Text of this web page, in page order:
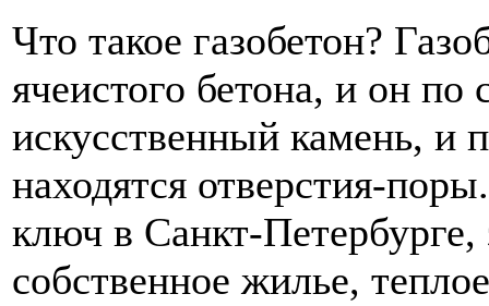
Что такое газобетон?
ячеистого бетона, и он по
искусственный камень, и
находятся отверстия-
ключ в Санкт-Петербурге,
собственное жилье,